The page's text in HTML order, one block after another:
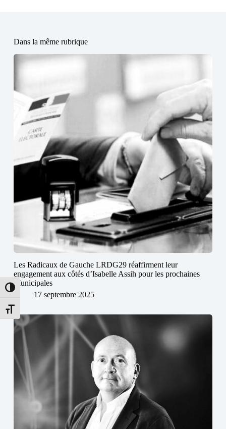
Passer en contraste élevé
Changer la taille de la police
Dans la même rubrique
Les Radicaux de Gauche LRDG29 réaffirment leur
engagement aux côtés d’Isabelle Assih pour les prochaines
Municipales
17 septembre 2025